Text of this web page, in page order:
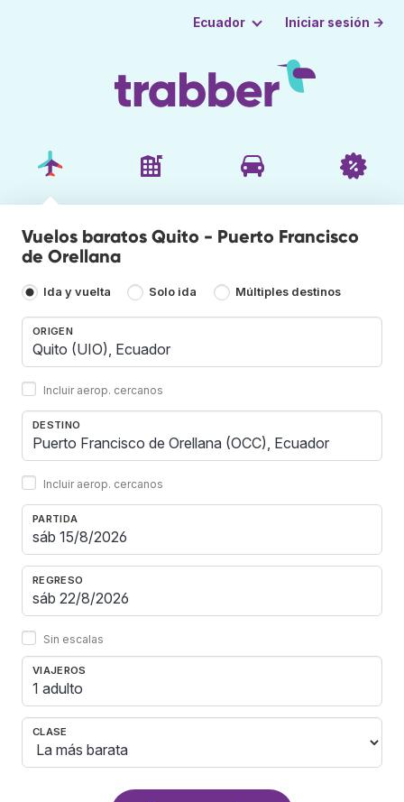
Ecuador Iniciar sesión →
Vuelos baratos Quito - Puerto Francisco
de Orellana
Ida y vuelta Solo ida Múltiples destinos
ORIGEN
Incluir aerop. cercanos
DESTINO
Incluir aerop. cercanos
PARTIDA
REGRESO
Sin escalas
VIAJEROS
1 adulto
CLASE